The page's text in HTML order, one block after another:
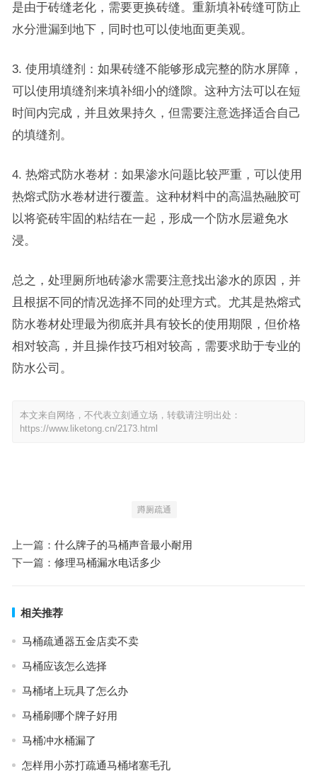
是由于砖缝老化，需要更换砖缝。重新填补砖缝可防止
水分泄漏到地下，同时也可以使地面更美观。
3. 使用填缝剂：如果砖缝不能够形成完整的防水屏障，
可以使用填缝剂来填补细小的缝隙。这种方法可以在短
时间内完成，并且效果持久，但需要注意选择适合自己
的填缝剂。
4. 热熔式防水卷材：如果渗水问题比较严重，可以使用
热熔式防水卷材进行覆盖。这种材料中的高温热融胶可
以将瓷砖牢固的粘结在一起，形成一个防水层避免水
浸。
总之，处理厕所地砖渗水需要注意找出渗水的原因，并
且根据不同的情况选择不同的处理方式。尤其是热熔式
防水卷材处理最为彻底并具有较长的使用期限，但价格
相对较高，并且操作技巧相对较高，需要求助于专业的
防水公司。
本文来自网络，不代表立刻通立场，转载请注明出处：
https://www.liketong.cn/2173.html
蹲厕疏通
上一篇： 什么牌子的马桶声音最小耐用
下一篇： 修理马桶漏水电话多少
相关推荐
马桶疏通器五金店卖不卖
马桶应该怎么选择
马桶堵上玩具了怎么办
马桶刷哪个牌子好用
马桶冲水桶漏了
怎样用小苏打疏通马桶堵塞毛孔